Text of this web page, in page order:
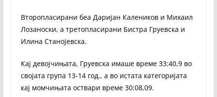
Второпласирани беа Даријан Калеников и Михаил
Лозаноски, а третопласирани Бистра Груевска и
Илина Станојевска.
Кај девојчињата, Груевска имаше време 33:40,9 во
својата група 13-14 год., а во истата категоријата
кај момчињата оствари време 30:08,09.